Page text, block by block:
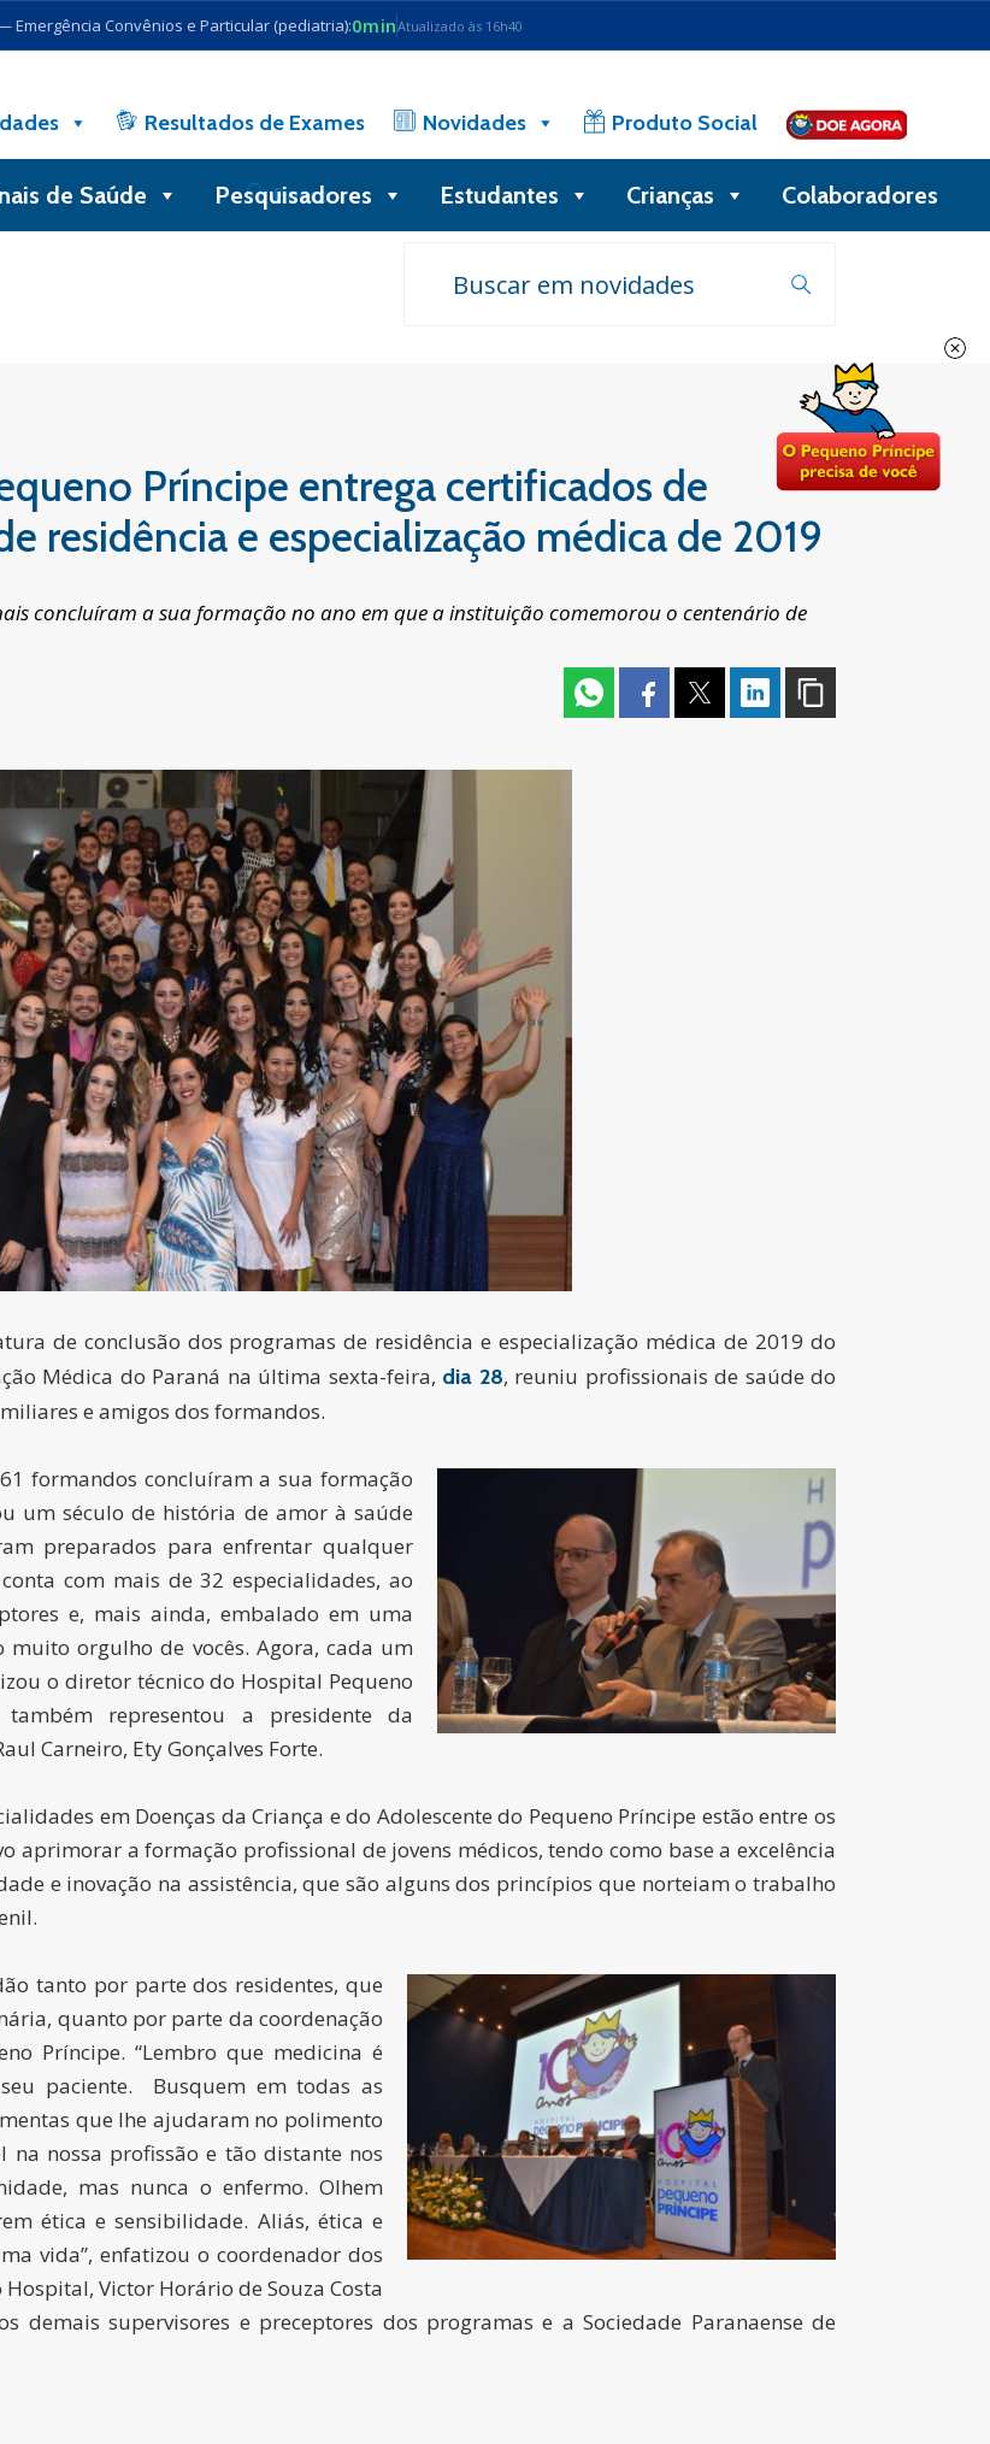
Emergência Convênios e Particular (pediatria):0minAtualizado às 16h40
Resultados de Exames Novidades Produto Social
Busca
de Saúde Pesquisadores Estudantes Crianças Colaboradores
Príncipe entrega certificados de
residência e especialização médica de 2019
concluíram a sua formação no ano em que a instituição comemorou o centenário de
de conclusão dos programas de residência e especialização médica de 2019 do
Médica do Paraná na última sexta-feira, dia 28, reuniu profissionais de saúde do
e amigos dos formandos.
formandos concluíram a sua formação
um século de história de amor à saúde
preparados para enfrentar qualquer
com mais de 32 especialidades, ao
e, mais ainda, embalado em uma
orgulho de vocês. Agora, cada um
o diretor técnico do Hospital Pequeno
representou a presidente da
Carneiro, Ety Gonçalves Forte.
em Doenças da Criança e do Adolescente do Pequeno Príncipe estão entre os
aprimorar a formação profissional de jovens médicos, tendo como base a excelência
e inovação na assistência, que são alguns dos princípios que norteiam o trabalho
tanto por parte dos residentes, que
quanto por parte da coordenação
Príncipe. “Lembro que medicina é
paciente. Busquem em todas as
que lhe ajudaram no polimento
nossa profissão e tão distante nos
mas nunca o enfermo. Olhem
ética e sensibilidade. Aliás, ética e
vida”, enfatizou o coordenador dos
Victor Horário de Souza Costa
demais supervisores e preceptores dos programas e a Sociedade Paranaense de